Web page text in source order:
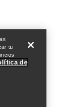
tu
de